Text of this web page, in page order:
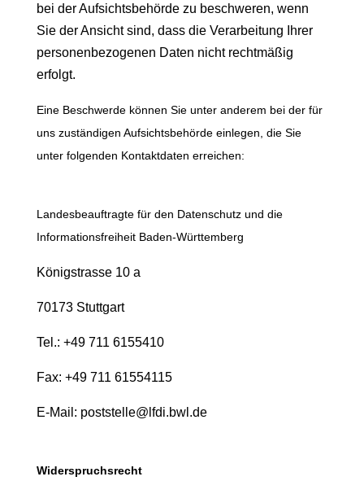
bei der Aufsichtsbehörde zu beschweren, wenn
Sie der Ansicht sind, dass die Verarbeitung Ihrer
personenbezogenen Daten nicht rechtmäßig
erfolgt.
Eine Beschwerde können Sie unter anderem bei der für
uns zuständigen Aufsichtsbehörde einlegen, die Sie
unter folgenden Kontaktdaten erreichen:
Landesbeauftragte für den Datenschutz und die
Informationsfreiheit Baden-Württemberg
Königstrasse 10 a
70173 Stuttgart
Tel.: +49 711 6155410
Fax: +49 711 61554115
E-Mail: poststelle@lfdi.bwl.de
Widerspruchsrecht